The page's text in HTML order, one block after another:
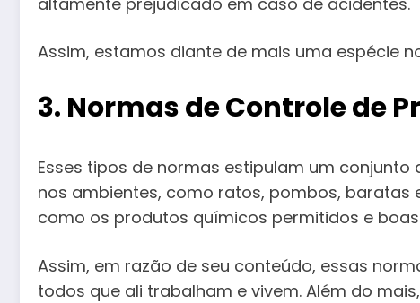
Assim, estamos diante de mais uma espécie
3. Normas de Controle de
Esses tipos de normas estipulam um
nos ambientes, como ratos, pombos,
como os produtos químicos permitidos e
Assim, em razão de seu conteúdo, essas
todos que ali trabalham e vivem. Além do